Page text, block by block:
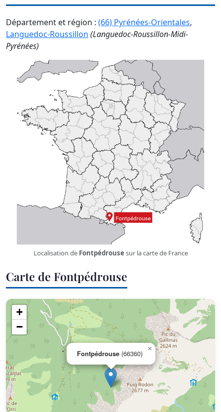
Département et région : (66) Pyrénées-Orientales,
Languedoc-Roussillon (Languedoc-Roussillon-Midi-
Pyrénées)
Localisation de Fontpédrousesur la carte de France
Carte de Fontpédrouse
Fontpédrouse (66360)
×
+
−